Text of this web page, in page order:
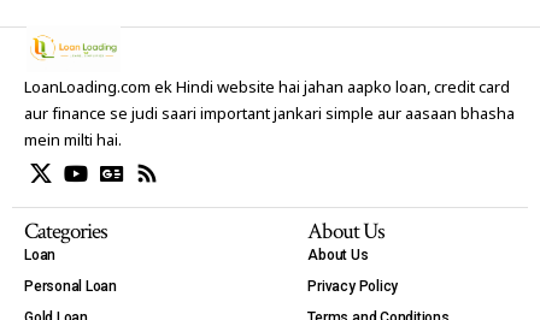
LoanLoading.com ek Hindi website hai jahan aapko loan, credit card
aur finance se judi saari important jankari simple aur aasaan bhasha
mein milti hai.
Categories
Loan
Personal Loan
About Us
About Us
Privacy Policy